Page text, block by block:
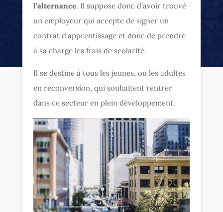
l’alternance. Il suppose donc d’avoir trouvé
un employeur qui accepte de signer un
contrat d’apprentissage et donc de prendre
à sa charge les frais de scolarité.
Il se destine à tous les jeunes, ou les adultes
en reconversion, qui souhaitent rentrer
dans ce secteur en plein développement.